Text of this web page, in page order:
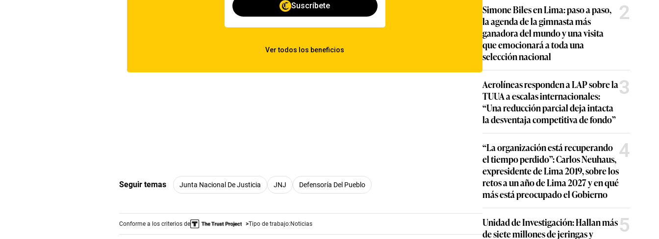
Seguir temas Junta Nacional De Justicia JNJ Defensoría Del Pueblo
Conforme a los criterios de Tipo de trabajo:Noticias
Simone Biles en Lima: paso a paso,
la agenda de la gimnasta más
ganadora del mundo y una visita
que emocionará a toda una
selección nacional
2
Aerolíneas responden a LAP sobre la
TUUA a escalas internacionales:
“Una reducción parcial deja intacta
la desventaja competitiva de fondo”
3
“La organización está recuperando
el tiempo perdido”: Carlos Neuhaus,
expresidente de Lima 2019, sobre los
retos a un año de Lima 2027 y en qué
más está preocupado el Gobierno
4
Unidad de Investigación: Hallan más
de siete millones de jeringas y
5